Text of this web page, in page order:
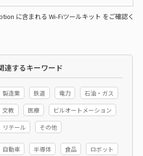
に含まれる Wi-Fiツールキット をご確認く
連するキーワード
製造業 鉄道 電力 石油・ガス
文教 医療 ビルオートメーション
リテール その他
自動車 半導体 食品 ロボット